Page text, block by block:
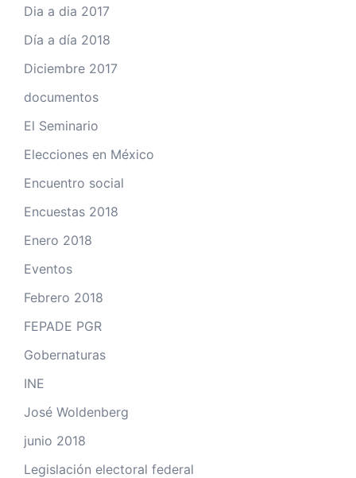
Dia a dia 2017
Día a día 2018
Diciembre 2017
documentos
El Seminario
Elecciones en México
Encuentro social
Encuestas 2018
Enero 2018
Eventos
Febrero 2018
FEPADE PGR
Gobernaturas
INE
José Woldenberg
junio 2018
Legislación electoral federal